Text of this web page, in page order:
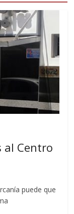
al Centro
puede que